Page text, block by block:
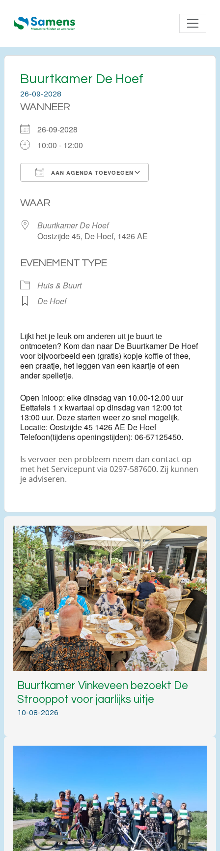
Buurtkamer De Hoef
26-09-2028
WANNEER
26-09-2028
10:00 - 12:00
AAN AGENDA TOEVOEGEN
WAAR
Buurtkamer De Hoef
Oostzijde 45, De Hoef, 1426 AE
EVENEMENT TYPE
Huis & Buurt
De Hoef
Lijkt het je leuk om anderen uit je buurt te
ontmoeten? Kom dan naar De Buurtkamer De Hoef
voor bijvoorbeeld een (gratis) kopje koffie of thee,
een praatje, het leggen van een kaartje of een
ander spelletje.
Open inloop: elke dinsdag van 10.00-12.00 uur
Eettafels 1 x kwartaal op dinsdag van 12:00 tot
13:00 uur. Deze starten weer zo snel mogelijk.
Locatie: Oostzijde 45 1426 AE De Hoef
Telefoon(tijdens openingstijden): 06-57125450.
Is vervoer een probleem neem dan contact op
met het Servicepunt via 0297-587600. Zij kunnen
je adviseren.
Buurtkamer Vinkeveen bezoekt De
Strooppot voor jaarlijks uitje
10-08-2026